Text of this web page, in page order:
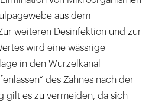
aus dem
weiteren Desinfektion und zur
wird eine wässrige
in den Wurzelkanal
des Zahnes nach der
gilt es zu vermeiden, da sich